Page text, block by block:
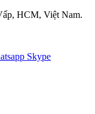
HCM, Việt Nam.
Skype